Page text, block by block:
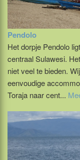
Pendolo
Het dorpje Pendolo
centraal Sulawesi.
niet veel te bieden.
eenvoudige
Toraja naar cent...